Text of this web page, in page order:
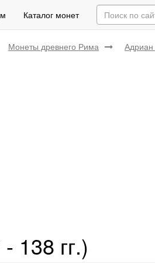
Каталог монет
Монеты древнего Рима Адриан
138 гг.)